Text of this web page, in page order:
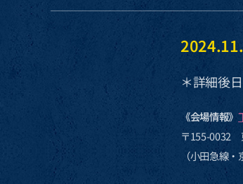
＊詳細後日
《会場情報》
〒155-0032
（小田急線